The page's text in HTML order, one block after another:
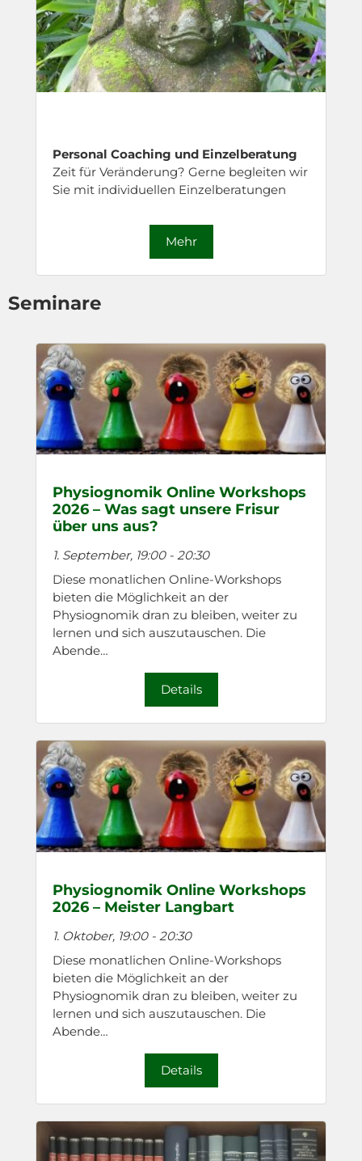
Personal Coaching und Einzelberatung
Zeit für Veränderung? Gerne begleiten wir
Sie mit individuellen Einzelberatungen
Mehr
Seminare
Physiognomik Online Workshops
2026 – Was sagt unsere Frisur
über uns aus?
1. September, 19:00- 20:30
Diese monatlichen Online-Workshops
bieten die Möglichkeit an der
Physiognomik dran zu bleiben, weiter zu
lernen und sich auszutauschen. Die
Abende…
Details
Physiognomik Online Workshops
2026 – Meister Langbart
1. Oktober, 19:00- 20:30
Diese monatlichen Online-Workshops
bieten die Möglichkeit an der
Physiognomik dran zu bleiben, weiter zu
lernen und sich auszutauschen. Die
Abende…
Details